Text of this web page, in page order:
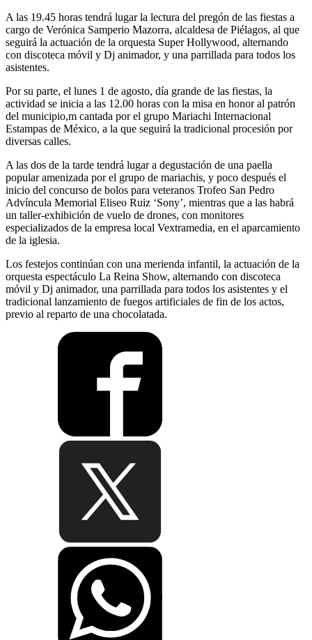
A las 19.45 horas tendrá lugar la lectura del pregón de las fiestas a
cargo de Verónica Samperio Mazorra, alcaldesa de Piélagos, al que
seguirá la actuación de la orquesta Super Hollywood, alternando
con discoteca móvil y Dj animador, y una parrillada para todos los
asistentes.
Por su parte, el lunes 1 de agosto, día grande de las fiestas, la
actividad se inicia a las 12.00 horas con la misa en honor al patrón
del municipio,m cantada por el grupo Mariachi Internacional
Estampas de México, a la que seguirá la tradicional procesión por
diversas calles.
A las dos de la tarde tendrá lugar a degustación de una paella
popular amenizada por el grupo de mariachis, y poco después el
inicio del concurso de bolos para veteranos Trofeo San Pedro
Advíncula Memorial Eliseo Ruiz ‘Sony’, mientras que a las habrá
un taller-exhibición de vuelo de drones, con monitores
especializados de la empresa local Vextramedia, en el aparcamiento
de la iglesia.
Los festejos continúan con una merienda infantil, la actuación de la
orquesta espectáculo La Reina Show, alternando con discoteca
móvil y Dj animador, una parrillada para todos los asistentes y el
tradicional lanzamiento de fuegos artificiales de fin de los actos,
previo al reparto de una chocolatada.